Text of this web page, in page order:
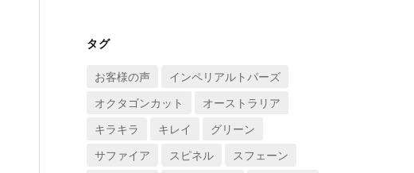
ブ
タグ
お客様の声
インペリアルトパーズ
オクタゴンカット
オーストラリア
キラキラ
キレイ
グリーン
サファイア
スピネル スフェーン